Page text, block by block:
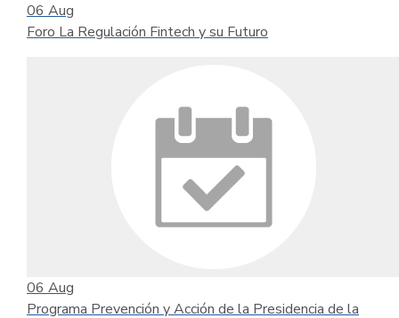
06 Aug
Foro La Regulación Fintech y su Futuro
06 Aug
Programa Prevención y Acción de la Presidencia de la